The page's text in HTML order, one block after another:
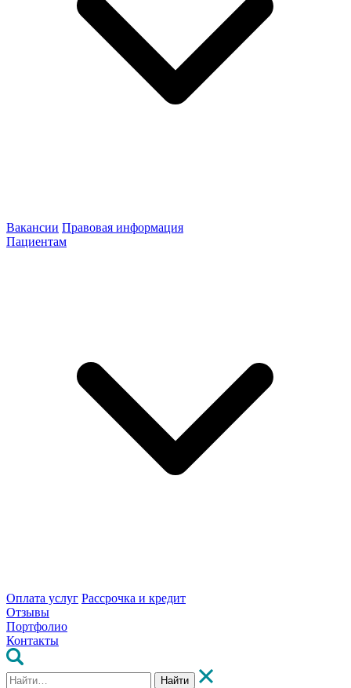
Вакансии Правовая информация
Пациентам
Оплата услуг Рассрочка и кредит
Отзывы
Портфолио
Контакты
Найти